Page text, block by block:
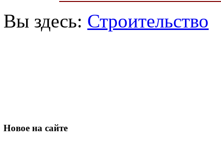
Вы здесь: Строительство
Новое на сайте